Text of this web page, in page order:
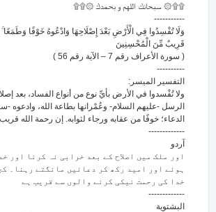
۩۩۞ سبحانك اللهم و بحمدك ۞۩۩
-----------
وَلَا تُفْسِدُوا فِي الْأَرْضِ بَعْدَ إِصْلَاحِهَا وَادْعُوهُ خَوْفًا وَطَمَعًا
قَرِيبٌ مِّنَ الْمُحْسِنِينَ
( سورة الأعراف رقم 7 – الآية رقم 56 )
----------
التفسير الميسر:
ولا تُفْسدوا في الأرض بأيِّ نوع من أنواع الفساد، بعد إصلاح
الرسل -عليهم السلام- وعُمْرانها بطاعة الله، وادعوه -
الدعاء؛ خوفًا من عقابه ورجاء لثوابه. إن رحمة الله
-------------
آردو
اور ملک میں اصلاح کے بعد خرابی نہ کرنا اور
ہوئے اور امید رکھ کر دعائیں مانگتے رہنا۔
خدا کی رحمت نیکی کرنے والوں سے قریب ہے
-------------
البشتوية